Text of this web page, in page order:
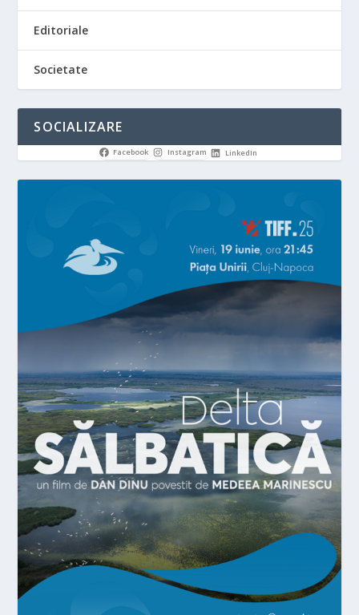
Editoriale
Societate
SOCIALIZARE
Facebook Instagram LinkedIn